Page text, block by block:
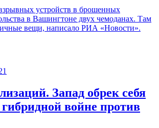
устройств в брошенных
в Вашингтоне двух чемоданах. Там
вещи, написало РИА «Новости».
Запад обрек себя
войне против